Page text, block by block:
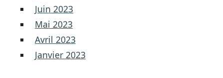
Juin 2023
Mai 2023
Avril 2023
Janvier 2023